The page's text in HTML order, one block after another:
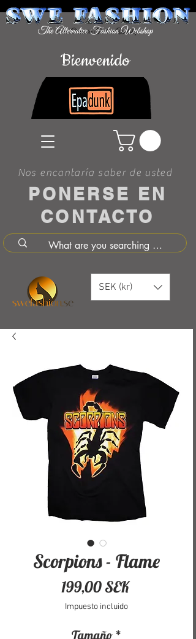
PONERSE EN
CONTACTO
Nos encantaría saber de usted
Bienvenido
SEK (kr)
Scorpions - Flame
199,00 SEKPrecio
Impuesto incluido
Tamaño *